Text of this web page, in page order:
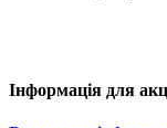
Інформація для